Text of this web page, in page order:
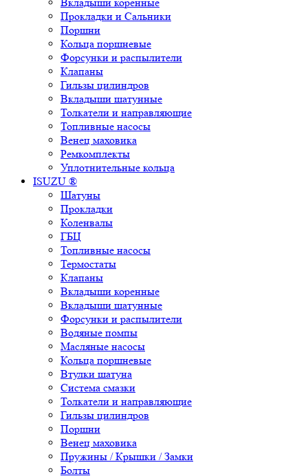
Прокладки и Сальники
Поршни
Кольца поршневые
Форсунки и распылители
Клапаны
Гильзы цилиндров
Вкладыши шатунные
Толкатели и направляющие
Топливные насосы
Венец маховика
Ремкомплекты
Уплотнительные кольца
ISUZU ®
Шатуны
Прокладки
Коленвалы
ГБЦ
Топливные насосы
Термостаты
Клапаны
Вкладыши коренные
Вкладыши шатунные
Форсунки и распылители
Водяные помпы
Масляные насосы
Кольца поршневые
Втулки шатуна
Система смазки
Толкатели и направляющие
Гильзы цилиндров
Поршни
Венец маховика
Пружины / Крышки / Замки
Болты